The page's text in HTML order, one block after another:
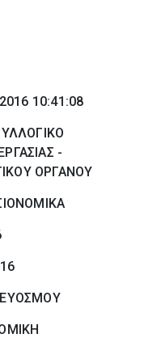
10:41:08
-
ΟΡΓΑΝΟΥ